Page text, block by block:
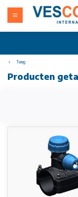
Terug
Producten